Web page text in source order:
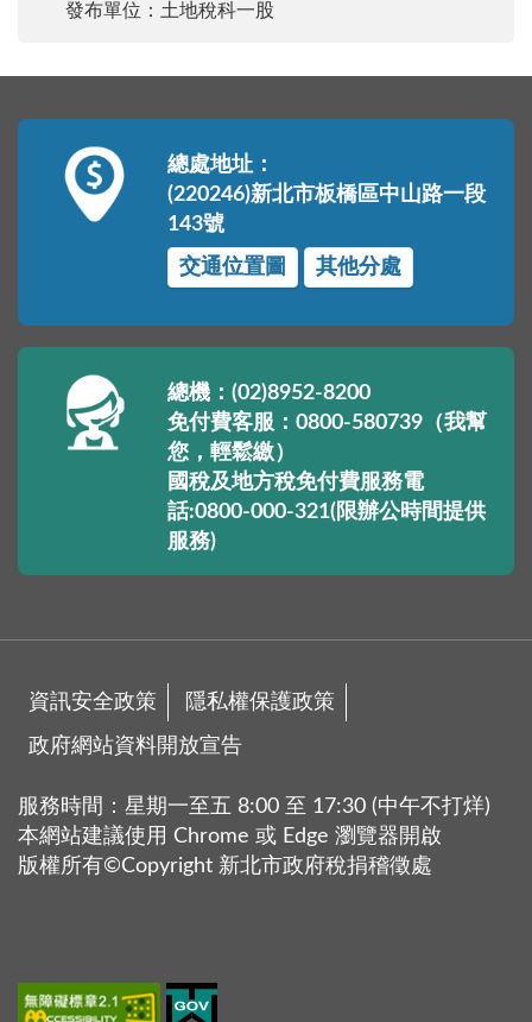
發布單位：土地稅科一股
總處地址：
(220246)新北市板橋區中山路一段
143號
交通位置圖
其他分處
總機：(02)8952-8200
免付費客服：0800-580739（我幫
您，輕鬆繳）
國稅及地方稅免付費服務電
話:0800-000-321(限辦公時間提供
服務)
資訊安全政策 隱私權保護政策
政府網站資料開放宣告
服務時間：星期一至五 8:00 至 17:30 (中午不打烊)
本網站建議使用 Chrome 或 Edge 瀏覽器開啟
版權所有©Copyright 新北市政府稅捐稽徵處